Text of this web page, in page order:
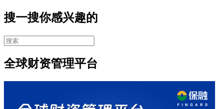
搜一搜你感兴趣的
全球财资管理平台